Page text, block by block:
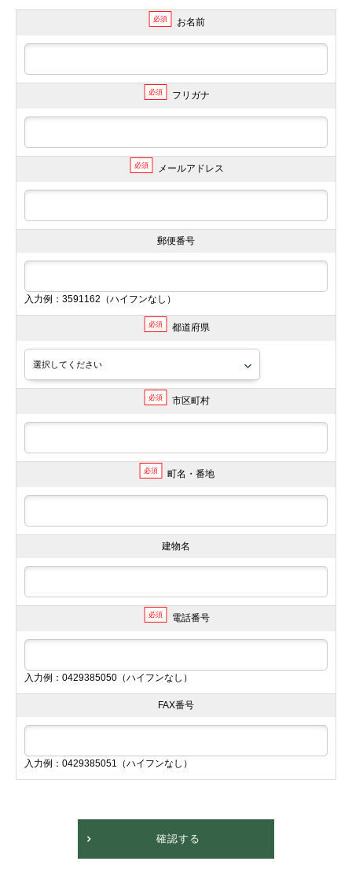
必須 お名前
必須 フリガナ
必須 メールアドレス
郵便番号
入力例：3591162（ハイフンなし）
必須 都道府県
必須 市区町村
必須 町名・番地
建物名
必須 電話番号
入力例：0429385050（ハイフンなし）
FAX番号
入力例：0429385051（ハイフンなし）
確認する